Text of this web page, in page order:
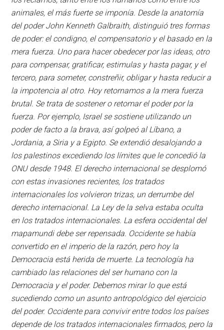
animales, el más fuerte se imponía. Desde la anatomía
del poder John Kenneth Galbraith, distinguió tres formas
de poder: el condigno, el compensatorio y el basado en la
mera fuerza. Uno para hacer obedecer por las ideas, otro
para compensar, gratificar, estimulas y hasta pagar, y el
tercero, para someter, constreñir, obligar y hasta reducir a
la impotencia al otro. Hoy retornamos a la mera fuerza
brutal. Se trata de sostener o retomar el poder por la
fuerza. Por ejemplo, Israel se sostiene utilizando un
poder de facto a la brava, así golpeó al Líbano, a
Jordania, a Siria y a Egipto. Se extendió desalojando a
los palestinos excediendo los límites que le concedió la
ONU desde 1948. El derecho internacional se desplomó
con estas invasiones recientes, los tratados
internacionales los volvieron trizas, un derrumbe del
derecho internacional. La Ley de la selva estaba oculta
en los tratados internacionales. La esfera occidental del
mapamundi debe ser repensada. Occidente se había
convertido en el imperio de la razón, pero hoy la
Democracia está herida de muerte. La tecnología ha
cambiado las relaciones del ser humano con la
Democracia y el poder. Debemos mirar lo que está
sucediendo como un asunto antropológico del ejercicio
del poder. Occidente para convivir entre todos los países
depende de los tratados internacionales firmados, pero la